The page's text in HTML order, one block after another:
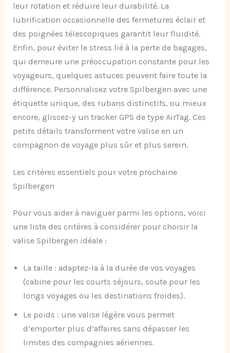
leur rotation et réduire leur durabilité. La
lubrification occasionnelle des fermetures éclair et
des poignées télescopiques garantit leur fluidité.
Enfin, pour éviter le stress lié à la perte de bagages,
qui demeure une préoccupation constante pour les
voyageurs, quelques astuces peuvent faire toute la
différence. Personnalisez votre Spilbergen avec une
étiquette unique, des rubans distinctifs, ou mieux
encore, glissez-y un tracker GPS de type AirTag. Ces
petits détails transforment votre valise en un
compagnon de voyage plus sûr et plus serein.
Les critères essentiels pour votre prochaine
Spilbergen
Pour vous aider à naviguer parmi les options, voici
une liste des critères à considérer pour choisir la
valise Spilbergen idéale :
La taille : adaptez-la à la durée de vos voyages
(cabine pour les courts séjours, soute pour les
longs voyages ou les destinations froides).
Le poids : une valise légère vous permet
d’emporter plus d’affaires sans dépasser les
limites des compagnies aériennes.